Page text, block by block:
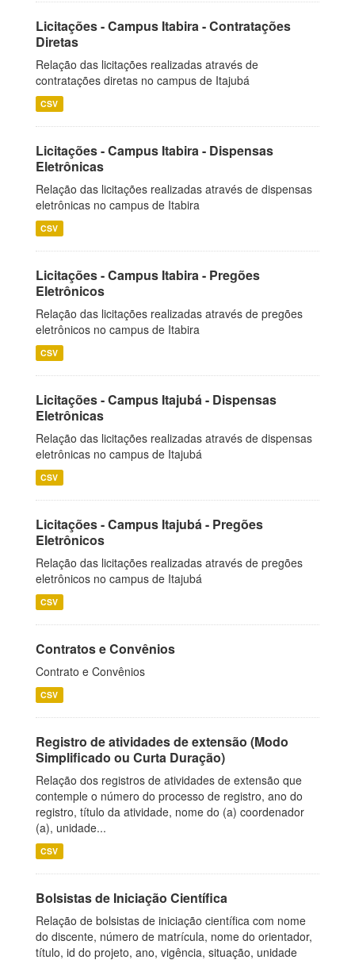
Licitações - Campus Itabira - Contratações
Diretas
Relação das licitações realizadas através de
contratações diretas no campus de Itajubá
CSV
Licitações - Campus Itabira - Dispensas
Eletrônicas
Relação das licitações realizadas através de dispensas
eletrônicas no campus de Itabira
CSV
Licitações - Campus Itabira - Pregões
Eletrônicos
Relação das licitações realizadas através de pregões
eletrônicos no campus de Itabira
CSV
Licitações - Campus Itajubá - Dispensas
Eletrônicas
Relação das licitações realizadas através de dispensas
eletrônicas no campus de Itajubá
CSV
Licitações - Campus Itajubá - Pregões
Eletrônicos
Relação das licitações realizadas através de pregões
eletrônicos no campus de Itajubá
CSV
Contratos e Convênios
Contrato e Convênios
CSV
Registro de atividades de extensão (Modo
Simplificado ou Curta Duração)
Relação dos registros de atividades de extensão que
contemple o número do processo de registro, ano do
registro, título da atividade, nome do (a) coordenador
(a), unidade...
CSV
Bolsistas de Iniciação Científica
Relação de bolsistas de iniciação científica com nome
do discente, número de matrícula, nome do orientador,
título, id do projeto, ano, vigência, situação, unidade